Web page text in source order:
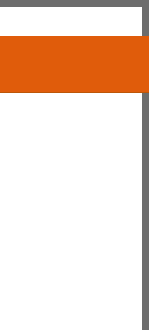
крыла и другие